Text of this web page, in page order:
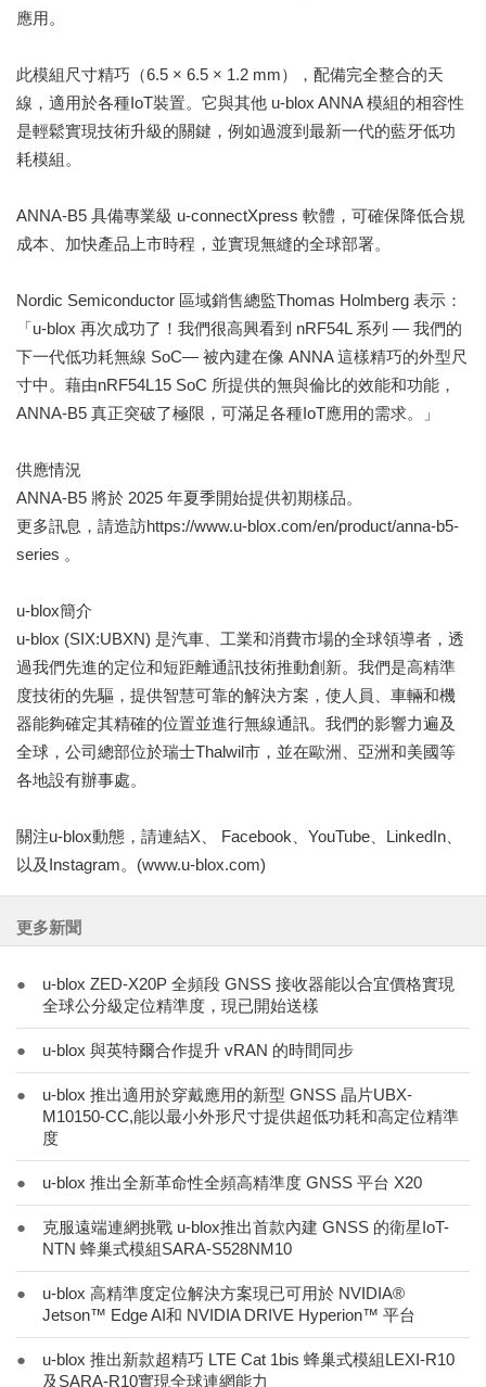
應用。
此模組尺寸精巧（6.5 × 6.5 × 1.2 mm），配備完全整合的天
線，適用於各種IoT裝置。它與其他 u-blox ANNA 模組的相容性
是輕鬆實現技術升級的關鍵，例如過渡到最新一代的藍牙低功
耗模組。
ANNA-B5 具備專業級 u-connectXpress 軟體，可確保降低合規
成本、加快產品上市時程，並實現無縫的全球部署。
Nordic Semiconductor 區域銷售總監Thomas Holmberg 表示：
「u-blox 再次成功了！我們很高興看到 nRF54L 系列 — 我們的
下一代低功耗無線 SoC— 被內建在像 ANNA 這樣精巧的外型尺
寸中。藉由nRF54L15 SoC 所提供的無與倫比的效能和功能，
ANNA-B5 真正突破了極限，可滿足各種IoT應用的需求。」
供應情況
ANNA-B5 將於 2025 年夏季開始提供初期樣品。
更多訊息，請造訪https://www.u-blox.com/en/product/anna-b5-
series 。
u-blox簡介
u-blox (SIX:UBXN) 是汽車、工業和消費市場的全球領導者，透
過我們先進的定位和短距離通訊技術推動創新。我們是高精準
度技術的先驅，提供智慧可靠的解決方案，使人員、車輛和機
器能夠確定其精確的位置並進行無線通訊。我們的影響力遍及
全球，公司總部位於瑞士Thalwil市，並在歐洲、亞洲和美國等
各地設有辦事處。
關注u-blox動態，請連結X、 Facebook、YouTube、LinkedIn、
以及Instagram。(www.u-blox.com)
更多新聞
●
u-blox ZED-X20P 全頻段 GNSS 接收器能以合宜價格實現
全球公分級定位精準度，現已開始送樣
● u-blox 與英特爾合作提升 vRAN 的時間同步
●
u-blox 推出適用於穿戴應用的新型 GNSS 晶片UBX-
M10150-CC,能以最小外形尺寸提供超低功耗和高定位精準
度
● u-blox 推出全新革命性全頻高精準度 GNSS 平台 X20
●
克服遠端連網挑戰 u-blox推出首款內建 GNSS 的衛星IoT-
NTN 蜂巢式模組SARA-S528NM10
●
u-blox 高精準度定位解決方案現已可用於 NVIDIA®
Jetson™ Edge AI和 NVIDIA DRIVE Hyperion™ 平台
●
u-blox 推出新款超精巧 LTE Cat 1bis 蜂巢式模組LEXI-R10
及SARA-R10實現全球連網能力